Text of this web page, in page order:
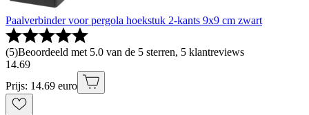
Paalverbinder voor pergola hoekstuk 2-kants 9x9 cm zwart
(5)Beoordeeld met 5.0 van de 5 sterren, 5 klantreviews
14.69
Prijs: 14.69 euro